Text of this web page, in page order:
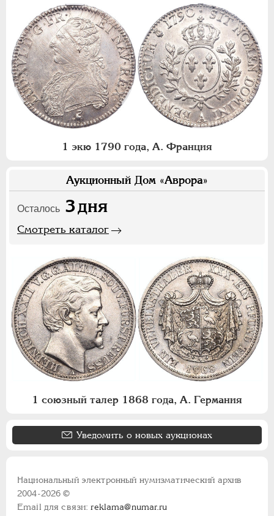
1 экю 1790 года, А. Франция
Аукционный Дом «Аврора»
Осталось 3дня
Смотреть каталог
1 союзный талер 1868 года, А. Германия
Уведомить о новых аукционах
Национальный электронный нумизматический архив
2004-2026 ©
Email для связи:reklama@numar.ru